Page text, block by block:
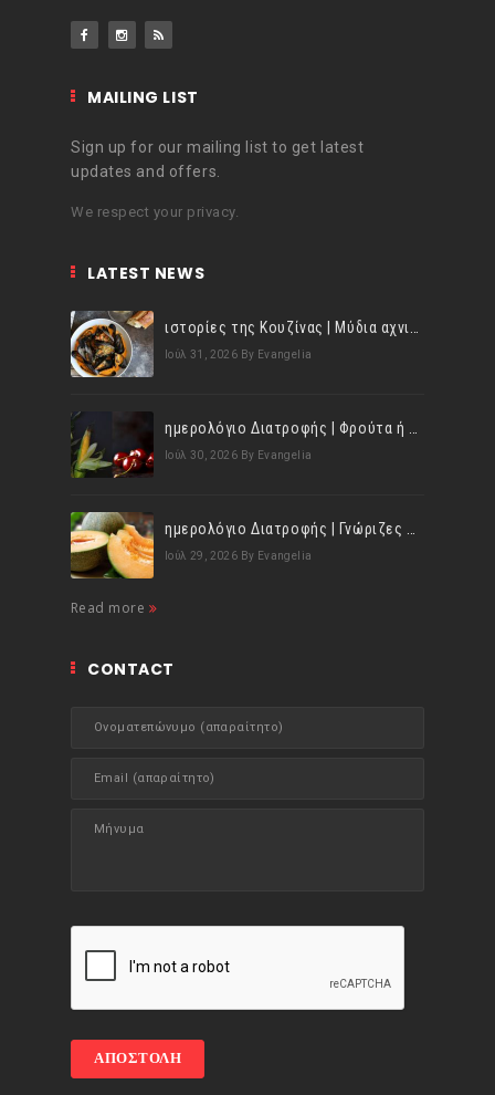
MAILING LIST
Sign up for our mailing list to get latest
updates and offers.
We respect your privacy.
LATEST NEWS
Ιούλ 31, 2026 By Evangelia
Ιούλ 30, 2026 By Evangelia
Ιούλ 29, 2026 By Evangelia
Read more
CONTACT